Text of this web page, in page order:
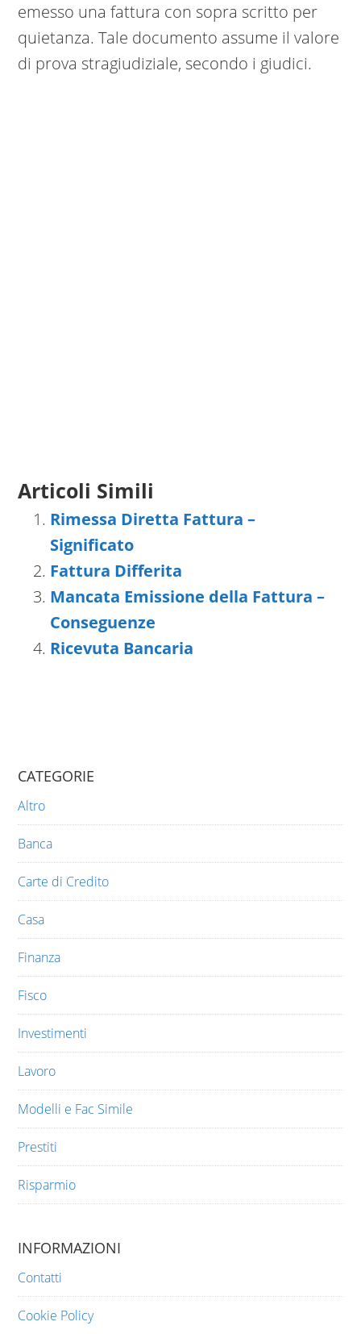
emesso una fattura con sopra scritto per
quietanza. Tale documento assume il valore
di prova stragiudiziale, secondo i giudici.
Articoli Simili
Rimessa Diretta Fattura –
Significato
Fattura Differita
Mancata Emissione della Fattura –
Conseguenze
Ricevuta Bancaria
CATEGORIE
Altro
Banca
Carte di Credito
Casa
Finanza
Fisco
Investimenti
Lavoro
Modelli e Fac Simile
Prestiti
Risparmio
INFORMAZIONI
Contatti
Cookie Policy